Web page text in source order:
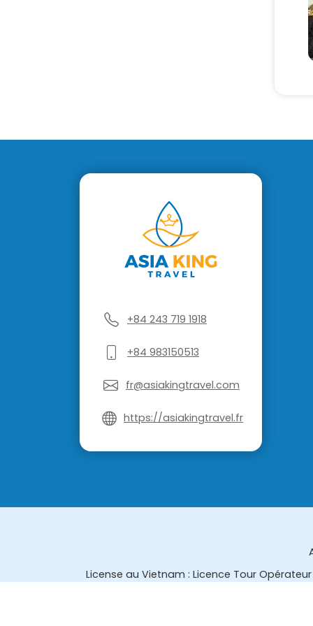
+84 243 719 1918
+84 983150513
fr@asiakingtravel.com
https://asiakingtravel.fr
License au Vietnam : Licence Tour